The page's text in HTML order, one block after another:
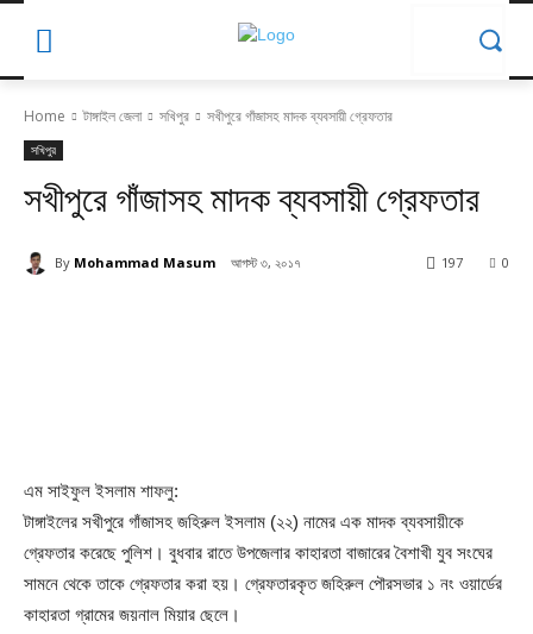
Home টাঙ্গাইল জেলা সখিপুর সখীপুরে গাঁজাসহ মাদক ব্যবসায়ী গ্রেফতার
সখিপুর
সখীপুরে গাঁজাসহ মাদক ব্যবসায়ী গ্রেফতার
By Mohammad Masum আগস্ট ৩, ২০১৭ 0
197
এম সাইফুল ইসলাম শাফলু:
টাঙ্গাইলের সখীপুরে গাঁজাসহ জহিরুল ইসলাম (২২) নামের এক মাদক ব্যবসায়ীকে
গ্রেফতার করেছে পুলিশ। বুধবার রাতে উপজেলার কাহারতা বাজারের বৈশাখী যুব সংঘের
সামনে থেকে তাকে গ্রেফতার করা হয়। গ্রেফতারকৃত জহিরুল পৌরসভার ১ নং ওয়ার্ডের
কাহারতা গ্রামের জয়নাল মিয়ার ছেলে।